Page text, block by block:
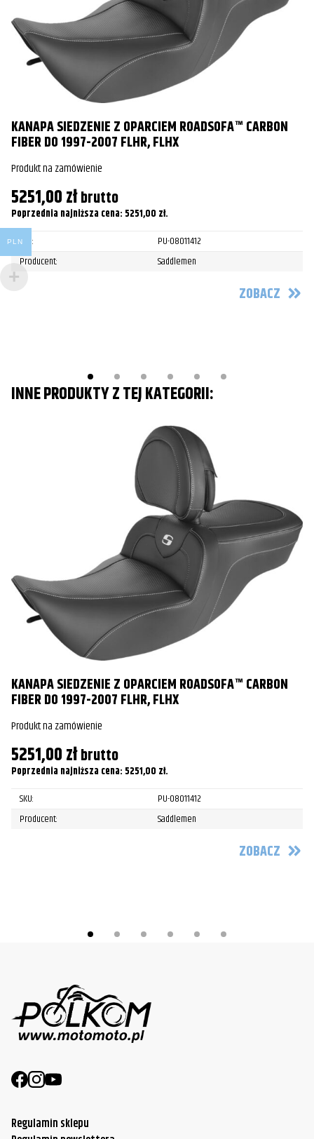
KANAPA SIEDZENIE Z OPARCIEM ROADSOFA™ CARBON
FIBER DO 1997-2007 FLHR, FLHX
Produkt na zamówienie
5251,00złbrutto
Poprzednia najniższa cena: 5251,00 zł.
SKU:
PU-08011412
Producent:
Saddlemen
ZOBACZ
INNE PRODUKTY Z TEJ KATEGORII:
KANAPA SIEDZENIE Z OPARCIEM ROADSOFA™ CARBON
FIBER DO 1997-2007 FLHR, FLHX
Produkt na zamówienie
5251,00złbrutto
Poprzednia najniższa cena: 5251,00 zł.
SKU:
PU-08011412
Producent:
Saddlemen
ZOBACZ
Regulamin sklepu
PLN